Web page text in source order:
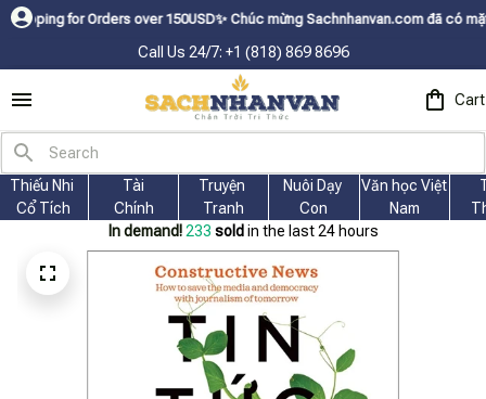
Orders over 150USDㅤ✨Chúc mừng Sachnhanvan.com đã có mặt hơn
Call Us 24/7: +1 (818) 869 8696
Cart
Thiếu Nhi
Cổ Tích
Tài
Chính
Truyện
Tranh
Nuôi Dạy
Con
Văn học Việt
Nam
In demand! 233 sold in the last 24 hours